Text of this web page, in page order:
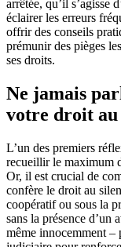
arrêtée, qu’il s’agisse
éclairer les erreurs
offrir des conseils
prémunir des pièges
ses droits.
Ne jamais
votre droit au
L’un des premiers
recueillir le maximum
Or, il est crucial de
confère le droit au
coopératif ou sous la
sans la présence d’un
même innocemment –